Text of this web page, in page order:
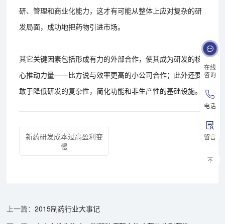
在线
咨询
电话
留言
研、管理和商业化能力，这才有可能从整体上应对复杂的研
发局面，成功地把药物引进市场。
其它关键因素包括形成有力的外部合作，使其成为研发的核
心推动力量——比方说与效率更高的小公司合作；此外还要
敢于降低研发的复杂性，简化功能和非生产性的基础设施。
新药研发成本过高盈利变
慢
2015制药行业大事记